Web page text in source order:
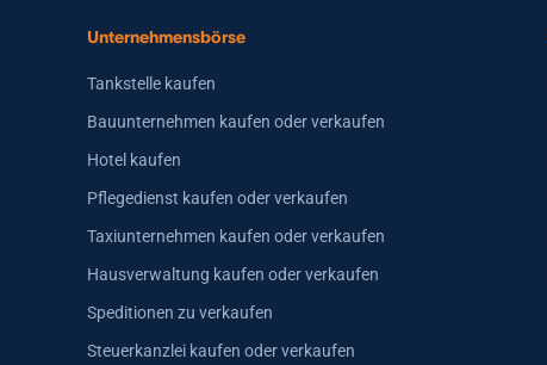
Unternehmensbörse
Tankstelle kaufen
Bauunternehmen kaufen oder verkaufen
Hotel kaufen
Pflegedienst kaufen oder verkaufen
Taxiunternehmen kaufen oder verkaufen
Hausverwaltung kaufen oder verkaufen
Speditionen zu verkaufen
Steuerkanzlei kaufen oder verkaufen